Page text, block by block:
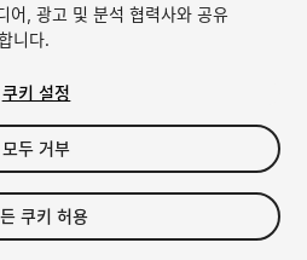
시작됩니다
어, 광고 및 분석 협력사와 공유
니다.
쿠키 설정
모두 거부
쿠키 허용